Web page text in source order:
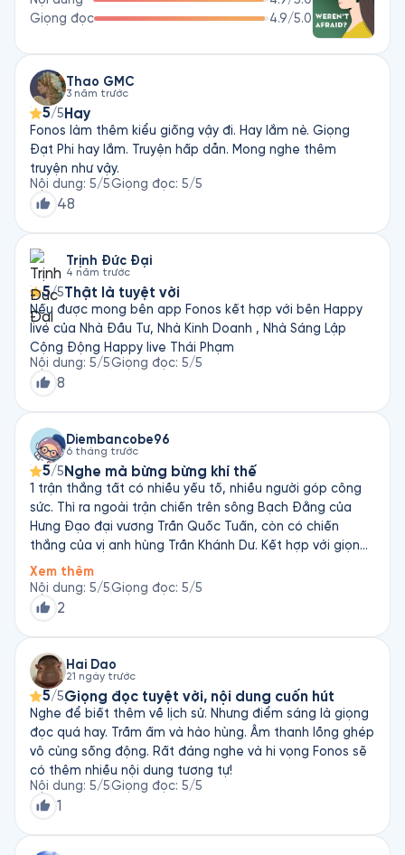
Văn hóa Doanh nghiệp, Đa dạng và Hòa nhập tại TikTok châu
Âu.Giọng đọc
4.9/5.0
Thao GMC
3 năm trước
5/5 Hay
Fonos làm thêm kiểu giống vậy đi. Hay lắm nè. Giọng
Đạt Phi hay lắm. Truyện hấp dẫn. Mong nghe thêm
truyện như vậy.
Nội dung: 5/5Giọng đọc: 5/5
48
Trịnh Đức Đại
4 năm trước
5/5Thật là tuyệt vời
Nếu được mong bên app Fonos kết hợp với bên Happy
live của Nhà Đầu Tư, Nhà Kinh Doanh , Nhà Sáng Lập
Cộng Động Happy live Thái Phạm
Nội dung: 5/5Giọng đọc: 5/5
8
Diembancobe96
6 tháng trước
5/5 Nghe mà bừng bừng khí thế
1 trận thắng tất có nhiều yếu tố, nhiều người góp công
sức. Thì ra ngoài trận chiến trên sông Bạch Đằng của
Hưng Đạo đại vương Trần Quốc Tuấn, còn có chiến
thắng của vị anh hùng Trần Khánh Dư. Kết hợp với giọng
đọc và hòa âm phối khí của Đạt Phi media, đã thực sự
giúp mình như tận mắt xem phim vậy. Quá hay! Mong
tương lai Đạt Phi media kết hợp cùng fonos cho ra nhiều
đầu sách chất và lượng như vậy hen
Xem thêm
Nội dung: 5/5Giọng đọc: 5/5
2
Hai Dao
21 ngày trước
5/5Giọng đọc tuyệt vời, nội dung cuốn hút
Nghe để biết thêm về lịch sử. Nhưng điểm sáng là giọng
đọc quá hay. Trầm ấm và hào hùng. Âm thanh lồng ghép
vô cùng sống động. Rất đáng nghe và hi vọng Fonos sẽ
có thêm nhiều nội dung tương tự!
Nội dung: 5/5Giọng đọc: 5/5
1